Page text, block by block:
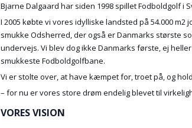
Bjarne Dalgaard har siden 1998 spillet Fodboldgolf i
I 2005 købte vi vores idylliske landsted på 54.000
smukke Odsherred, der også er Danmarks største
undervejs. Vi blev dog ikke Danmarks første, ej
smukkeste Fodboldgolfbane.
Vi er stolte over, at have kæmpet for, troet på, og
– for nu er vores store drøm endelig blevet til
VORES VISION